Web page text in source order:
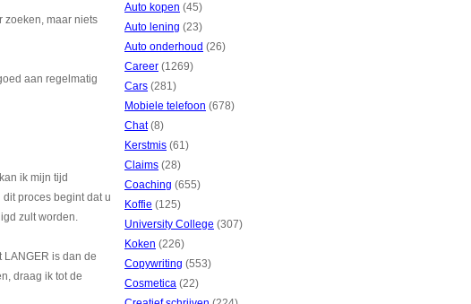
zoeken, maar niets
aan regelmatig
ik mijn tijd
proces begint dat u
zult worden.
is dan de
draag ik tot de
Auto kopen (45)
Auto lening (23)
Auto onderhoud (26)
Career (1269)
Cars (281)
Mobiele telefoon (678)
Chat(8)
Kerstmis (61)
Claims (28)
Coaching (655)
Koffie (125)
University College (307)
Koken (226)
Copywriting (553)
Cosmetica (22)